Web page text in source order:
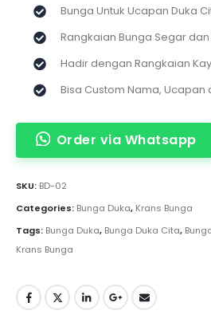
Bunga Untuk Ucapan Duka
Rangkaian Bunga Segar dan
Hadir dengan Rangkaian
Bisa Custom Nama, Ucapan
Order via Whatsapp
SKU: BD-02
Categories: Bunga Duka, Krans Bunga
Tags: Bunga Duka, Bunga Duka Cita,
Krans Bunga